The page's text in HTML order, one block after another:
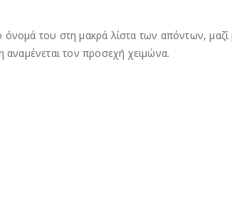
του στη μακρά λίστα των απόντων,
τον προσεχή χειμώνα.